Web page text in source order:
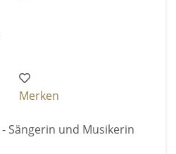
Merken
Sängerin und Musikerin